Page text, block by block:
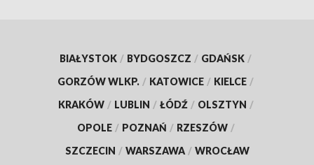
BIAŁYSTOK / BYDGOSZCZ / GDAŃSK /
GORZÓW WLKP. / KATOWICE / KIELCE /
KRAKÓW / LUBLIN / ŁÓDŹ / OLSZTYN /
OPOLE / POZNAŃ / RZESZÓW /
SZCZECIN / WARSZAWA / WROCŁAW